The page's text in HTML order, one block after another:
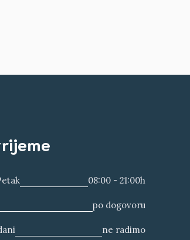
08:00 - 21:00h
po dogovoru
ne radimo